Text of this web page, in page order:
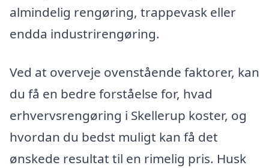
almindelig rengøring, trappevask eller
endda industrirengøring.
Ved at overveje ovenstående faktorer, kan
du få en bedre forståelse for, hvad
erhvervsrengøring i Skellerup koster, og
hvordan du bedst muligt kan få det
ønskede resultat til en rimelig pris. Husk